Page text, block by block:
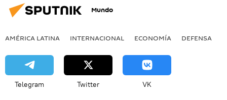
Mundo
AMÉRICA LATINA INTERNACIONAL ECONOMÍA DEFENSA
Telegram Twitter VK